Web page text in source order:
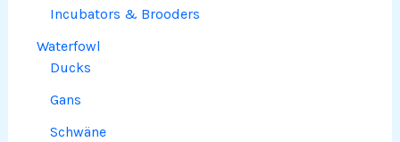
Incubators & Brooders
Waterfowl
Ducks
Gans
Schwäne